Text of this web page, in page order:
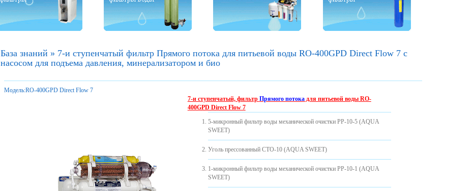
База знаний » 7-и ступенчатый фильтр Прямого потока для питьевой воды RO-400GPD Direct Flow 7 с
насосом для подъема давления, минерализатором и био
Модель:RO-400GPD Direct Flow 7
7-и ступенчатый, фильтр Прямого потокадля питьевой водыRO-
400GPD Direct Flow 7
5-микронный фильтр воды механической очистки PP-10-5 (AQUA
SWEET)
Уголь прессованный CTO-10 (AQUA SWEET)
1-микронный фильтр воды механической очистки PP-10-1 (AQUA
SWEET)